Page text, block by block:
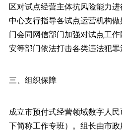
区对试点经营主体抗风险能力
中心支行指导各试点运营机构
门会同网信部门加强对试点工
安等部门依法打击各类违法犯罪
三、组织保障
成立市预付式经营领域数字人
下简称工作专班）。组长由市